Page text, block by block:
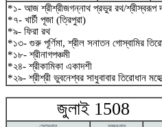
*১- আজ শ্রীশ্রীজগন্নাথ প্রভুর রথ/শ্রীস্বরূপ
*৭- খার্চী পূজা (ত্রিপুরা)
*৯- ফিরা রথ
*১৩- গুরু পূর্ণিমা, শ্রীল সনাতন গোস্বামির
*১৮- শ্রীনাগপঞ্চমী
*২৪- শ্রীকামিকা একাদশী
*২৯- শ্রীশ্রী ভুবনেশ্বর সাধুবাবার তিরোধান
জুলাই